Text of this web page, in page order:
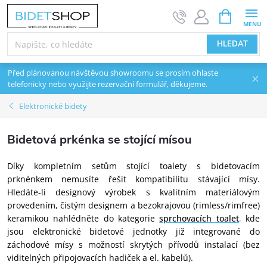
Přejít na obsah
HLEDAT
Před plánovanou návštěvou showroomu se prosím ohlaste
telefonicky nebo využijte rezervační formulář, děkujeme.
Elektronické bidety
Bidetová prkénka se stojící mísou
Díky kompletním setům stojící toalety s bidetovacím
prknénkem nemusíte řešit kompatibilitu stávající mísy.
Hledáte-li designový výrobek s kvalitním materiálovým
provedením, čistým designem a bezokrajovou (rimless/rimfree)
keramikou nahlédněte do kategoriesprchovacích toalet, kde
jsou elektronické bidetové jednotky již integrované do
záchodové mísy s možností skrytých přívodů instalací (bez
viditelných připojovacích hadiček a el. kabelů).